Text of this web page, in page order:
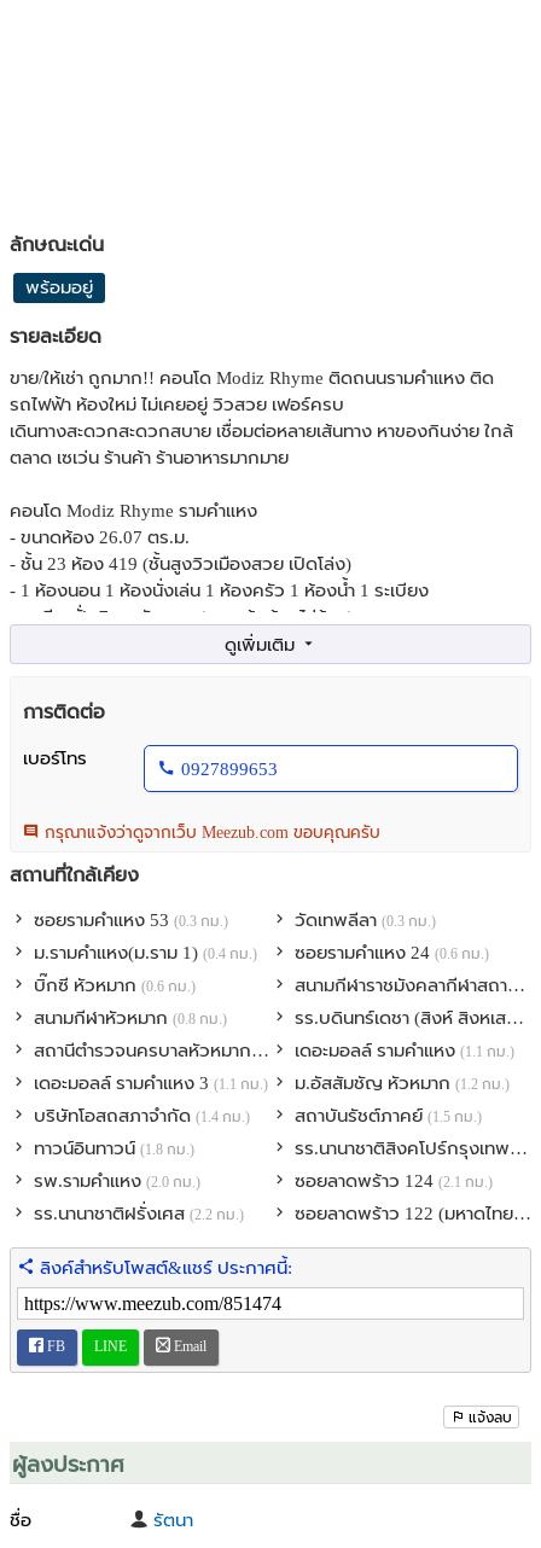
ลักษณะเด่น
พร้อมอยู่
รายละเอียด
ขาย/ให้เช่า ถูกมาก!! คอนโด Modiz Rhyme ติดถนนรามคำแหง ติด
รถไฟฟ้า ห้องใหม่ ไม่เคยอยู่ วิวสวย เฟอร์ครบ
เดินทางสะดวกสะดวกสบาย เชื่อมต่อหลายเส้นทาง หาของกินง่าย ใกล้
ตลาด เซเว่น ร้านค้า ร้านอาหารมากมาย
คอนโด Modiz Rhyme รามคำแหง
- ขนาดห้อง 26.07 ตร.ม.
- ชั้น 23 ห้อง 419 (ชั้นสูงวิวเมืองสวย เปิดโล่ง)
- 1 ห้องนอน 1 ห้องนั่งเล่น 1 ห้องครัว 1 ห้องน้ำ 1 ระเบียง
- ระเบียงฝั่งทิศตะวันออก (แดดเช้า ห้องไม่ร้อน)
- ห้องใหม่กริ๊บ 100% ยังไม่เคยมีคนอยู่
หิ้วกระเป๋าเสื้อผ้าใบเดียวเข้าอยู่ได้เลย
+ แอร์ 2 เครื่อง
+ บิวท์อินเคาน์เตอร์ครัว เตาไฟฟ้า เครื่องดูดควัน ฯ
+ เฟอร์นิเจอร์บิวท์อินและลอยตัวมาตรฐานโครงการ (เช่น เตียง, ตู้
เสื้อผ้า, โซฟา, ชั้นวางทีวี , โต๊ะทานข้าว)
**จุดเด่นโครงการและพื้นที่ส่วนกลาง**
> Cloud Facilities จัดเต็ม 3 ชั้นรวด
(ชั้น 29, 30 และ Rooftop ชมวิวเมืองแบบพาโนรามา 360 องศา)
> Sky Hot Pool และอ่างแช่ Jacuzzi
> The Cloud Gym (ฟิตเนสวิวเมือง)
> Cinematic Room (โรงภาพยนตร์ส่วนตัว)
> Co-working Common และมุมจัดปาร์ตี้
> Lifestyle Retails : ชั้นล่างของโครงการมีร้านค้าถึง 9 ร้าน
(เช่น KFC, ร้านกาแฟ ฯลฯ) สะดวกสบายไม่ต้องออกไปไหนไกล
ที่ตั้ง : ถ.รามคำแหง แขวงหัวหมาก เขตบางกะปิ กทม. 10240
พิกัด :https://maps.app.goo.gl/4kzdpz5RmSfzYqZG9
• รถไฟฟ้าใต้ดิน MRT สายสีส้ม สถานีรามคำแหง (ประมาณ 80 - 100 ม.)
• บิ๊กซี ซูเปอร์เซ็นเตอร์ หัวหมาก
• ตลาดนัดการกีฬา​แห่ง​ประเทศไทย​ (ตลาด กกท.)​
การติดต่อ
เบอร์โทร
0927899653
กรุณาแจ้งว่าดูจากเว็บ Meezub.com ขอบคุณครับ
สถานที่ใกล้เคียง
ซอยรามคำแหง 53 (0.3 กม.) วัดเทพลีลา (0.3 กม.)
ม.รามคําแหง(ม.ราม 1) (0.4 กม.) ซอยรามคำแหง 24 (0.6 กม.)
บิ๊กซี หัวหมาก (0.6 กม.) สนามกีฬาราชมังคลากีฬาสถาน
สนามกีฬาหัวหมาก (0.8 กม.) รร.บดินทร์เดชา (สิงห์ สิงหเสนี)
สถานีตำรวจนครบาลหัวหมาก (1.1 กม.)เดอะมอลล์ รามคำแหง (1.1 กม.)
เดอะมอลล์ รามคำแหง 3 (1.1 กม.) ม.อัสสัมชัญ หัวหมาก (1.2 กม.)
บริษัทโอสถสภาจำกัด (1.4 กม.) สถาบันรัชต์ภาคย์ (1.5 กม.)
ทาวน์อินทาวน์ (1.8 กม.) รร.นานาชาติสิงคโปร์กรุงเทพ
รพ.รามคำแหง (2.0 กม.) ซอยลาดพร้าว 124 (2.1 กม.)
รร.นานาชาติฝรั่งเศส (2.2 กม.) ซอยลาดพร้าว 122 (มหาดไทย 1)
ลิงค์สำหรับโพสต์&แชร์ ประกาศนี้:
FB LINE Email
แจ้งลบ
ผู้ลงประกาศ
ชื่อ
รัตนา